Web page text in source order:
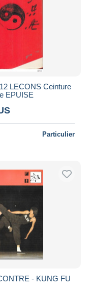
LECONS Ceinture
EPUISE
Particulier
- KUNG FU